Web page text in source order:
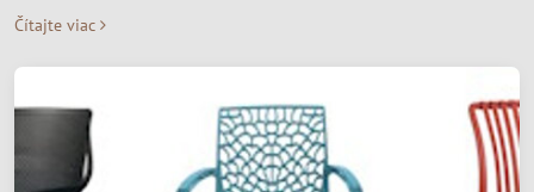
Čítajte viac